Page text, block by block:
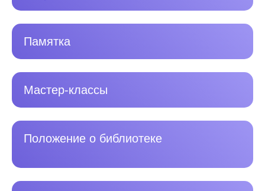
Памятка
Мастер-классы
Положение о библиотеке